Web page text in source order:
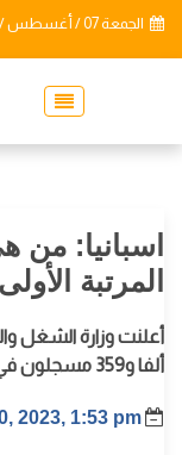
الجمعة 07 / أغسطس / 2026
اسبانيا: من
المرتبة
ألفا و359 مسجلون في الضمان الاجتماعي بإسبانيا
2023, 1:53 pm